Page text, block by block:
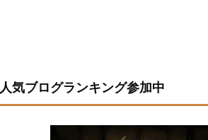
人気ブログランキング参加中